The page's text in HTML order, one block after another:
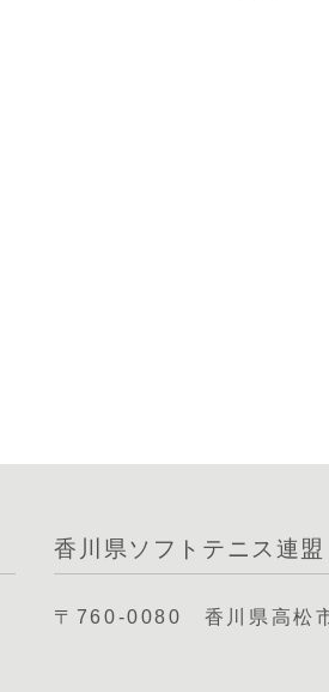
香川県ソフトテニス連
〒760-0080 香川県高松